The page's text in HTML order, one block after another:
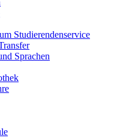
Studierendenservice
Sprachen